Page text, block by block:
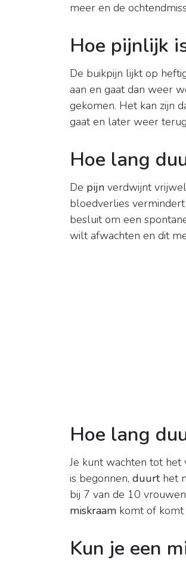
meer en de
Hoe pijnlijk
De buikpijn lijkt op
aan en gaat dan weer
gekomen. Het kan zijn
gaat en later weer
Hoe lang
De pijn verdwijnt
bloedverlies
besluit om een
wilt afwachten en dit
Hoe lang
Je kunt wachten tot het
is begonnen, duurthet
bij 7 van de 10
miskraam komt of komt
Kun je een